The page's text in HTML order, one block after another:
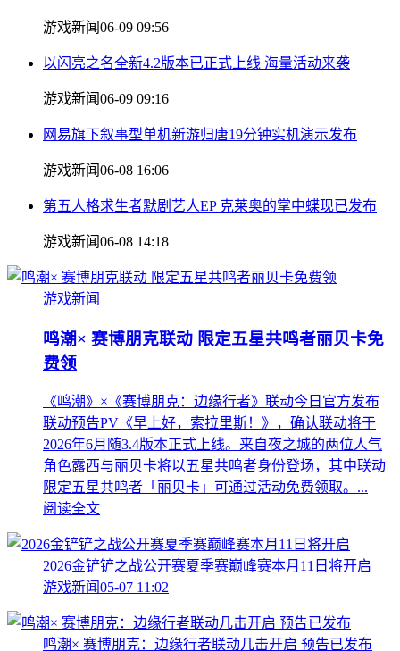
游戏新闻06-09 09:56
以闪亮之名全新4.2版本已正式上线 海量活动来袭
游戏新闻06-09 09:16
网易旗下叙事型单机新游归唐19分钟实机演示发布
游戏新闻06-08 16:06
第五人格求生者默剧艺人EP 克莱奥的掌中蝶现已发布
游戏新闻06-08 14:18
游戏新闻
鸣潮× 赛博朋克联动 限定五星共鸣者丽贝卡免
费领
《鸣潮》×《赛博朋克：边缘行者》联动今日官方发布
联动预告PV《早上好，索拉里斯！》，确认联动将于
2026年6月随3.4版本正式上线。来自夜之城的两位人气
角色露西与丽贝卡将以五星共鸣者身份登场，其中联动
限定五星共鸣者「丽贝卡」可通过活动免费领取。...
阅读全文
2026金铲铲之战公开赛夏季赛巅峰赛本月11日将开启
游戏新闻05-07 11:02
鸣潮× 赛博朋克：边缘行者联动几击开启 预告已发布